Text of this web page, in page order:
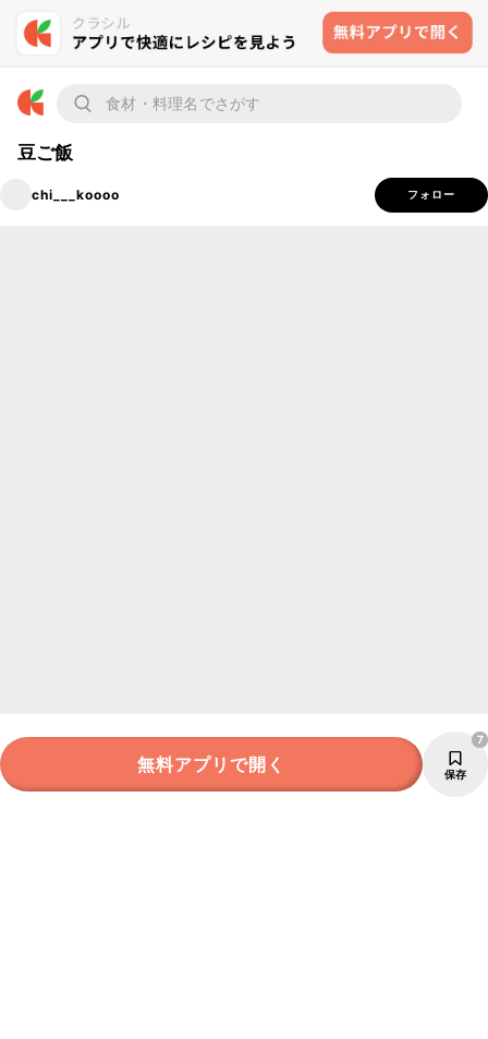
豆ご飯
chi___koooo フォロー
無料アプリで開く 保存
7